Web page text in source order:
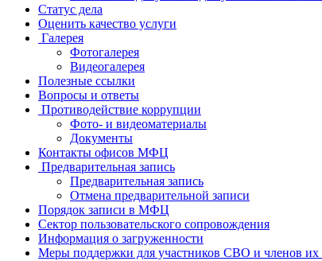
Статус дела
Оценить качество услуги
Галерея
Фотогалерея
Видеогалерея
Полезные ссылки
Вопросы и ответы
Противодействие коррупции
Фото- и видеоматериалы
Документы
Контакты офисов МФЦ
Предварительная запись
Предварительная запись
Отмена предварительной записи
Порядок записи в МФЦ
Сектор пользовательского сопровождения
Информация о загруженности
Меры поддержки для участников СВО и членов их